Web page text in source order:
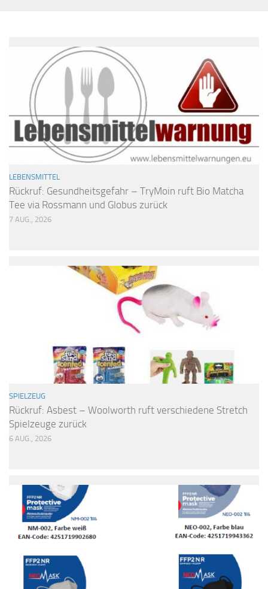
LEBENSMITTEL
Rückruf: Gesundheitsgefahr – TryMoin ruft Bio Matcha
Tee via Rossmann und Globus zurück
7 AUG., 2026
SPIELZEUG
Rückruf: Asbest – Woolworth ruft verschiedene Stretch
Spielzeuge zurück
6 AUG., 2026